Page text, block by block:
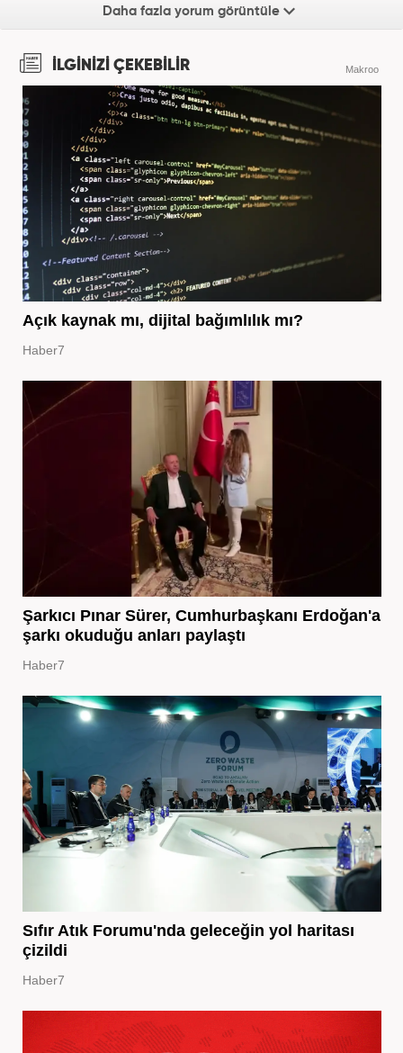
Daha fazla yorum görüntüle
İLGİNİZİ ÇEKEBİLİR Makroo
Açık kaynak mı, dijital bağımlılık mı?
Haber7
Şarkıcı Pınar Sürer, Cumhurbaşkanı Erdoğan'a
şarkı okuduğu anları paylaştı
Haber7
Sıfır Atık Forumu'nda geleceğin yol haritası
çizildi
Haber7